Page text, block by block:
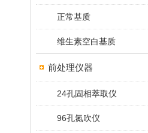
正常基质
维生素空白基质
前处理仪器
24孔固相萃取仪
96孔氮吹仪